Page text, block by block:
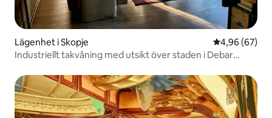
Lägenhet i Skopje 4,96 av 5 i
4,96 (67)
Industriellt takvåning med utsikt över staden i Debar